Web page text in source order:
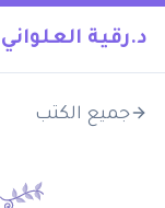
د.رقية العلواني
جميع الكتب